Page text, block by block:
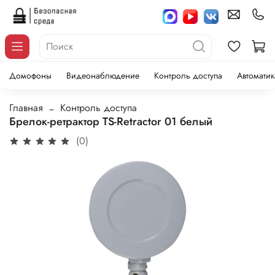
Домофоны Видеонаблюдение Контроль доступа
Главная Контроль доступа
Брелок-ретрактор TS-Retractor 01 белый
(0)